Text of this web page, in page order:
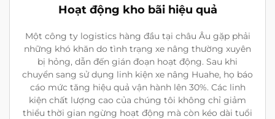
Hoạt động kho bãi hiệu quả
Một công ty logistics hàng đầu tại châu Âu gặp phải
những khó khăn do tình trạng xe nâng thường xuyên
bị hỏng, dẫn đến gián đoạn hoạt động. Sau khi
chuyển sang sử dụng linh kiện xe nâng Huahe, họ báo
cáo mức tăng hiệu quả vận hành lên 30%. Các linh
kiện chất lượng cao của chúng tôi không chỉ giảm
thiểu thời gian ngừng hoạt động mà còn kéo dài tuổi